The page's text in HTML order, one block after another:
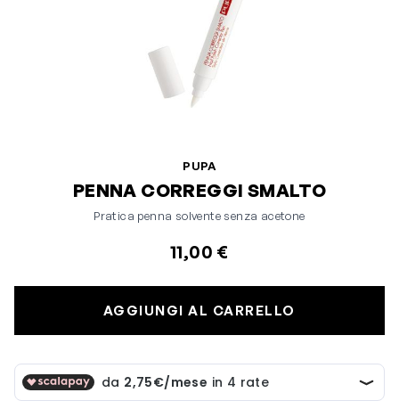
PUPA
PENNA CORREGGI SMALTO
Pratica penna solvente senza acetone
11,00 €
AGGIUNGI AL CARRELLO